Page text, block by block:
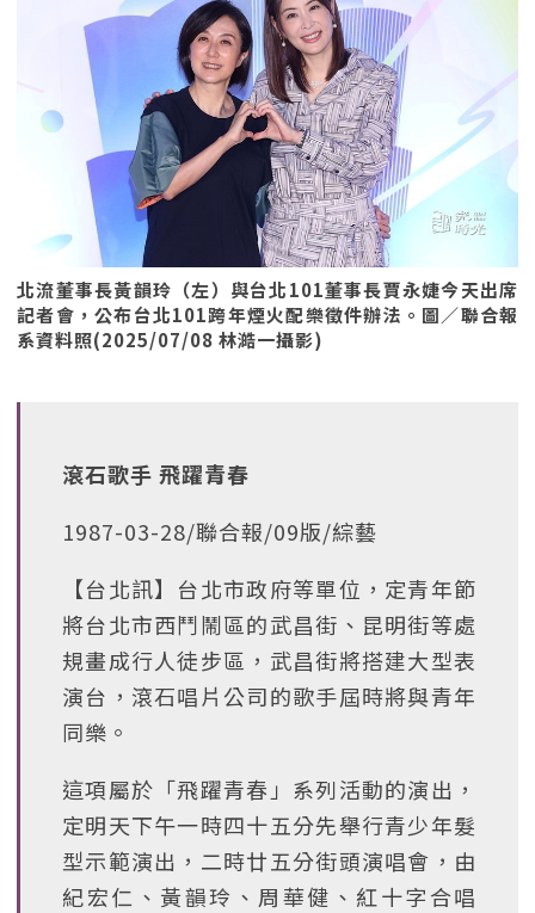
北流董事長黃韻玲（左）與台北101董事長賈永婕今天出席
記者會，公布台北101跨年煙火配樂徵件辦法。圖／聯合報
系資料照(2025/07/08 林澔一攝影)
滾石歌手 飛躍青春
1987-03-28/聯合報/09版/綜藝
【台北訊】台北市政府等單位，定青年節
將台北市西鬥鬧區的武昌街、昆明街等處
規畫成行人徒步區，武昌街將搭建大型表
演台，滾石唱片公司的歌手屆時將與青年
同樂。
這項屬於「飛躍青春」系列活動的演出，
定明天下午一時四十五分先舉行青少年髮
型示範演出，二時廿五分街頭演唱會，由
紀宏仁、黃韻玲、周華健、紅十字合唱